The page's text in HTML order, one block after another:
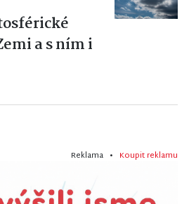
a s ním i
Reklama • Koupit reklamu